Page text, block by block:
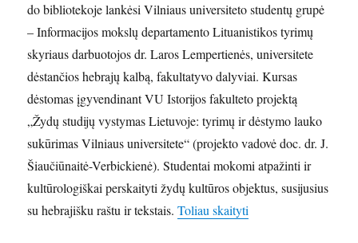
do bibliotekoje lankėsi Vilniaus universiteto studentų grupė
– Informacijos mokslų departamento Lituanistikos tyrimų
skyriaus darbuotojos dr. Laros Lempertienės, universitete
dėstančios hebrajų kalbą, fakultatyvo dalyviai. Kursas
dėstomas įgyvendinant VU Istorijos fakulteto projektą
„Žydų studijų vystymas Lietuvoje: tyrimų ir dėstymo lauko
sukūrimas Vilniaus universitete“ (projekto vadovė doc. dr. J.
Šiaučiūnaitė-Verbickienė). Studentai mokomi atpažinti ir
kultūrologiškai perskaityti žydų kultūros objektus, susijusius
su hebrajišku raštu ir tekstais.Toliau skaityti